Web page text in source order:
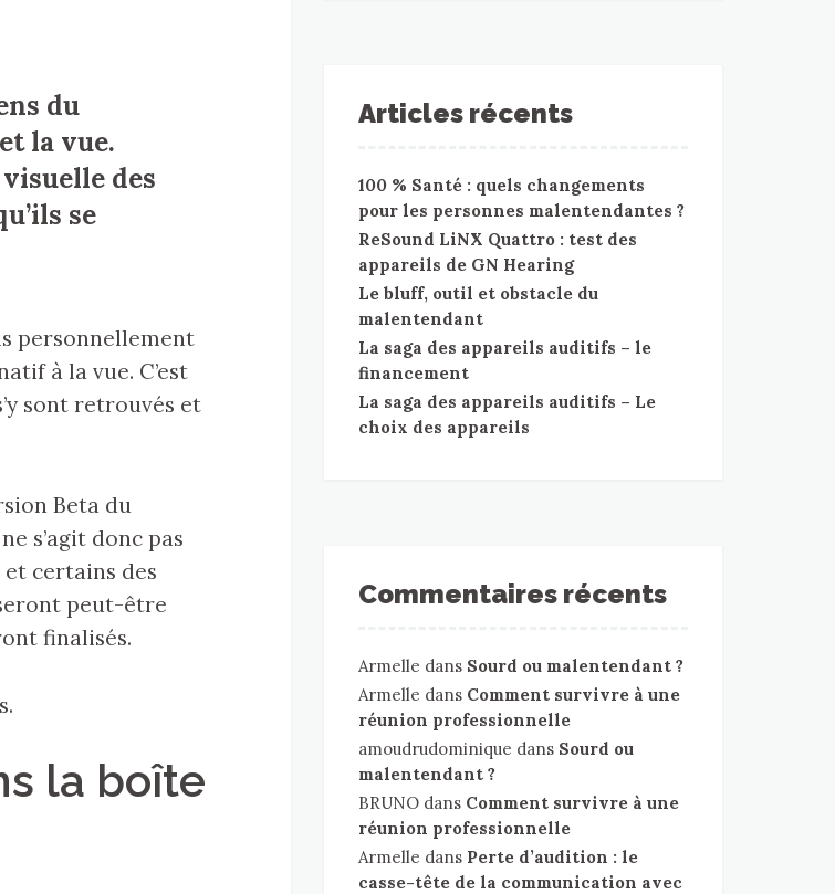
du
la vue.
des
se
personnellement
à la vue. C’est
sont retrouvés et
Beta du
s’agit donc pas
certains des
peut-être
finalisés.
la boîte
Articles récents
100 % Santé : quels changements
pour les personnes malentendantes ?
ReSound LiNX Quattro : test des
appareils de GN Hearing
Le bluff, outil et obstacle du
malentendant
La saga des appareils auditifs – le
financement
La saga des appareils auditifs – Le
choix des appareils
Commentaires récents
Armelle dans Sourd ou malentendant ?
Armelle dans Comment survivre à une
réunion professionnelle
amoudrudominique dans Sourd ou
malentendant ?
BRUNO dans Comment survivre à une
réunion professionnelle
Armelle dans Perte d’audition : le
casse-tête de la communication avec